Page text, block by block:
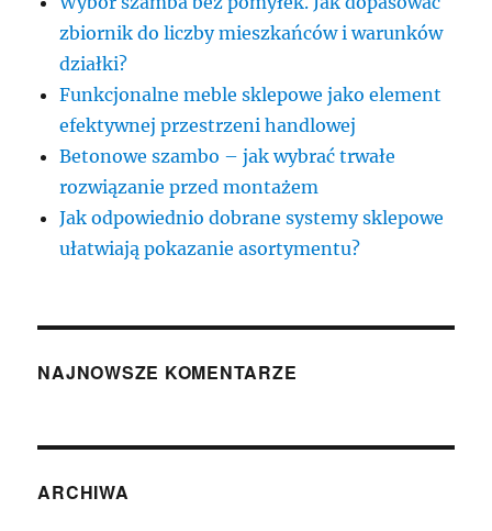
zbiornik do liczby mieszkańców i warunków
działki?
Funkcjonalne meble sklepowe jako element
efektywnej przestrzeni handlowej
Betonowe szambo – jak wybrać trwałe
rozwiązanie przed montażem
Jak odpowiednio dobrane systemy sklepowe
ułatwiają pokazanie asortymentu?
NAJNOWSZE KOMENTARZE
ARCHIWA